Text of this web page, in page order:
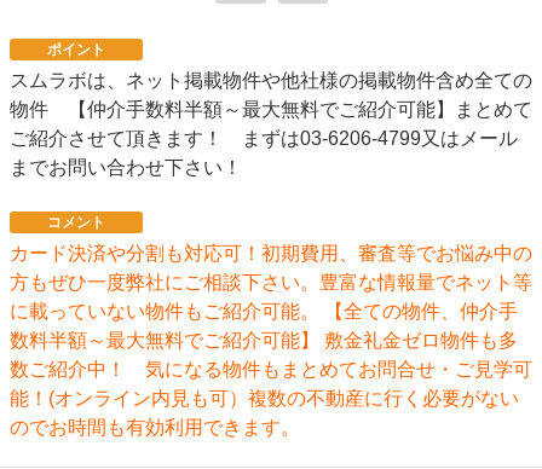
ポイント
スムラボは、ネット掲載物件や他社様の掲載物件含め全ての
物件 【仲介手数料半額～最大無料でご紹介可能】まとめて
ご紹介させて頂きます！ まずは03-6206-4799又はメール
までお問い合わせ下さい！
コメント
カード決済や分割も対応可！初期費用、審査等でお悩み中の
方もぜひ一度弊社にご相談下さい。豊富な情報量でネット等
に載っていない物件もご紹介可能。 【全ての物件、仲介手
数料半額～最大無料でご紹介可能】 敷金礼金ゼロ物件も多
数ご紹介中！ 気になる物件もまとめてお問合せ・ご見学可
能！(オンライン内見も可）複数の不動産に行く必要がない
のでお時間も有効利用できます。